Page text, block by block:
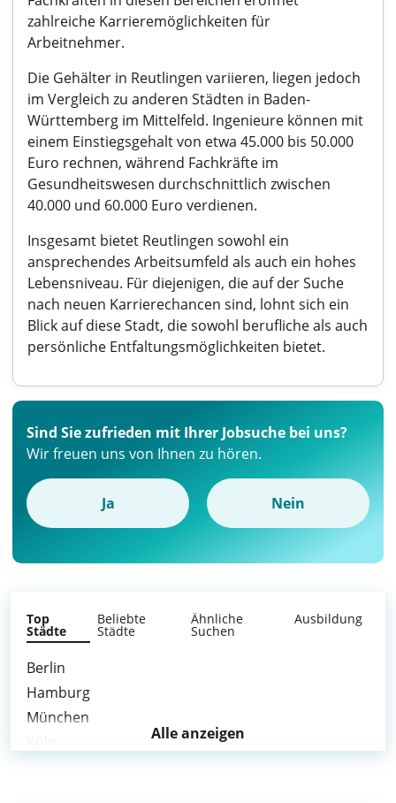
zahlreiche Karrieremöglichkeiten für
Arbeitnehmer.
Die Gehälter in Reutlingen variieren, liegen jedoch
im Vergleich zu anderen Städten in Baden-
Württemberg im Mittelfeld. Ingenieure können mit
einem Einstiegsgehalt von etwa 45.000 bis 50.000
Euro rechnen, während Fachkräfte im
Gesundheitswesen durchschnittlich zwischen
40.000 und 60.000 Euro verdienen.
Insgesamt bietet Reutlingen sowohl ein
ansprechendes Arbeitsumfeld als auch ein hohes
Lebensniveau. Für diejenigen, die auf der Suche
nach neuen Karrierechancen sind, lohnt sich ein
Blick auf diese Stadt, die sowohl berufliche als auch
persönliche Entfaltungsmöglichkeiten bietet.
Sind Sie zufrieden mit Ihrer Jobsuche bei uns?
Wir freuen uns von Ihnen zu hören.
Ja Nein
Top
Städte
Beliebte
Städte
Ähnliche
Suchen
Ausbildung
Berlin
Hamburg
München
Alle anzeigen